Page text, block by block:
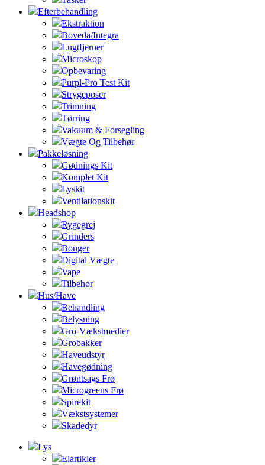
Efterbehandling
Ekstraktion
Boveda/Integra
Lugtfjerner
Microskop
Opbevaring
Purpl-Pro Test Kit
Strygeposer
Trimning
Tørring
Vakuum & Forsegling
Vægte Og Tilbehør
Pakkeløsning
Gødnings Kit
Komplet Kit
Lyskit
Ventilationskit
Headshop
Rygegrej
Grinders
Bonger
Digital Vægte
Vape
Tilbehør
Hus/Have
Behandling
Belysning
Gro-Vækstmedier
Grobakker
Haveudstyr
Havegødning
Grøntsags Frø
Microgreens Frø
Spirekit
Vækstsystemer
Skadedyr
Lys
Elartikler